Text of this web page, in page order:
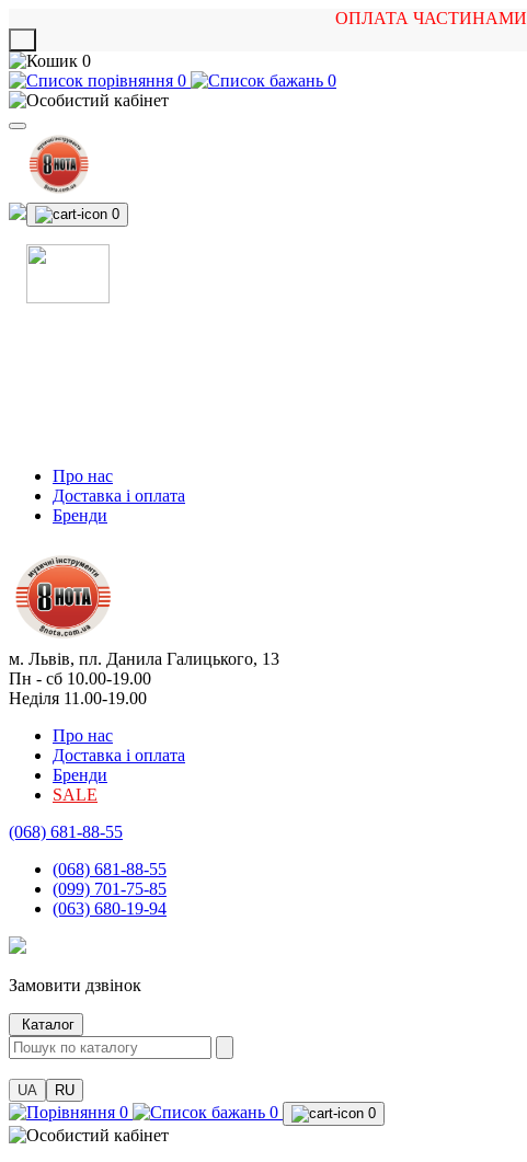
ОПЛАТА ЧАСТИНАМИ
0
0
0
0
Про нас
Доставка і оплата
Бренди
м. Львів, пл. Данила Галицького, 13
Пн - сб 10.00-19.00
Неділя 11.00-19.00
Про нас
Доставка і оплата
Бренди
SALE
(068) 681-88-55
(068) 681-88-55
(099) 701-75-85
(063) 680-19-94
Замовити дзвінок
Каталог
UA RU
0 0 0